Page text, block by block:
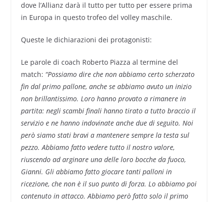
dove l’Allianz darà il tutto per tutto per essere prima
in Europa in questo trofeo del volley maschile.
Queste le dichiarazioni dei protagonisti:
Le parole di coach Roberto Piazza al termine del
match: “Possiamo dire che non abbiamo certo scherzato
fin dal primo pallone, anche se abbiamo avuto un inizio
non brillantissimo. Loro hanno provato a rimanere in
partita: negli scambi finali hanno tirato a tutto braccio il
servizio e ne hanno indovinate anche due di seguito. Noi
però siamo stati bravi a mantenere sempre la testa sul
pezzo. Abbiamo fatto vedere tutto il nostro valore,
riuscendo ad arginare una delle loro bocche da fuoco,
Gianni. Gli abbiamo fatto giocare tanti palloni in
ricezione, che non è il suo punto di forza. Lo abbiamo poi
contenuto in attacco. Abbiamo però fatto solo il primo